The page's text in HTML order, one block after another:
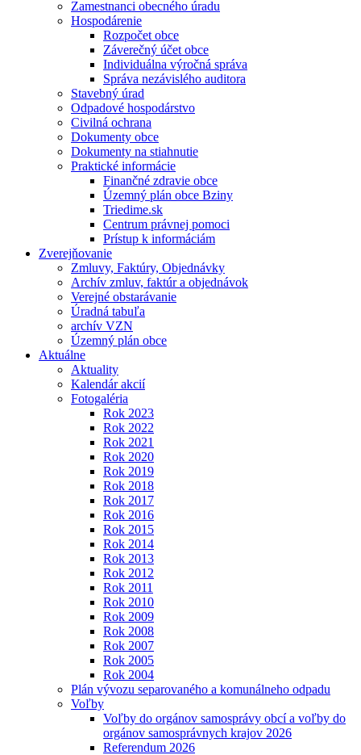
Zamestnanci obecného úradu
Hospodárenie
Rozpočet obce
Záverečný účet obce
Individuálna výročná správa
Správa nezávislého auditora
Stavebný úrad
Odpadové hospodárstvo
Civilná ochrana
Dokumenty obce
Dokumenty na stiahnutie
Praktické informácie
Finančné zdravie obce
Územný plán obce Bziny
Triedime.sk
Centrum právnej pomoci
Prístup k informáciám
Zverejňovanie
Zmluvy, Faktúry, Objednávky
Archív zmluv, faktúr a objednávok
Verejné obstarávanie
Úradná tabuľa
archív VZN
Územný plán obce
Aktuálne
Aktuality
Kalendár akcií
Fotogaléria
Rok 2023
Rok 2022
Rok 2021
Rok 2020
Rok 2019
Rok 2018
Rok 2017
Rok 2016
Rok 2015
Rok 2014
Rok 2013
Rok 2012
Rok 2011
Rok 2010
Rok 2009
Rok 2008
Rok 2007
Rok 2005
Rok 2004
Plán vývozu separovaného a komunálneho odpadu
Voľby
Voľby do orgánov samosprávy obcí a voľby do
orgánov samosprávnych krajov 2026
Referendum 2026